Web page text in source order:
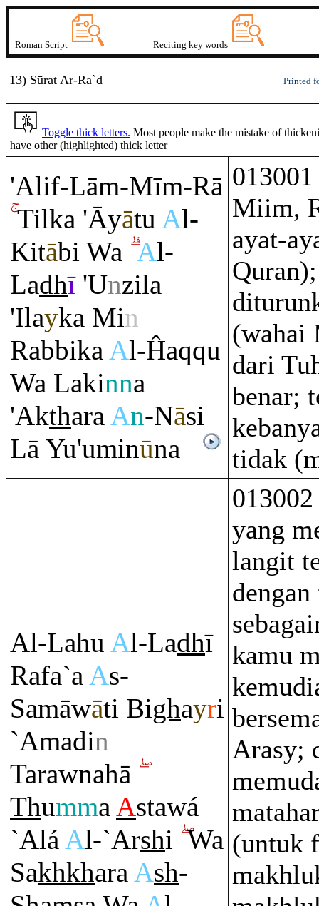
Roman Script Reciting key words
13) Sūrat Ar-Ra`d Printed
Toggle thick letters. Most people make the mistake of
have other (highlighted) thick letter
'Alif-Lām-Mīm-Rā
Tilka 'Āyātu Al-
Kitābi Wa Al-
Ladhī'Unzila
'Ilayka Min
RabbikaAl-Ĥaqqu
Wa Lakinna
'AktharaAn-Nāsi
Lā Yu'uminūna
Miim,
ayat-
(wahai
dari
benar;
tidak
Al-Lahu Al-Ladhī
Rafa`aAs-
Samāwāti Bighayri
`Amadin
Tarawnahā
ThummaAstawá
`AláAl-`Arshi Wa
SakhkharaAsh-
yang
langit
kamu
Arasy;
(untuk